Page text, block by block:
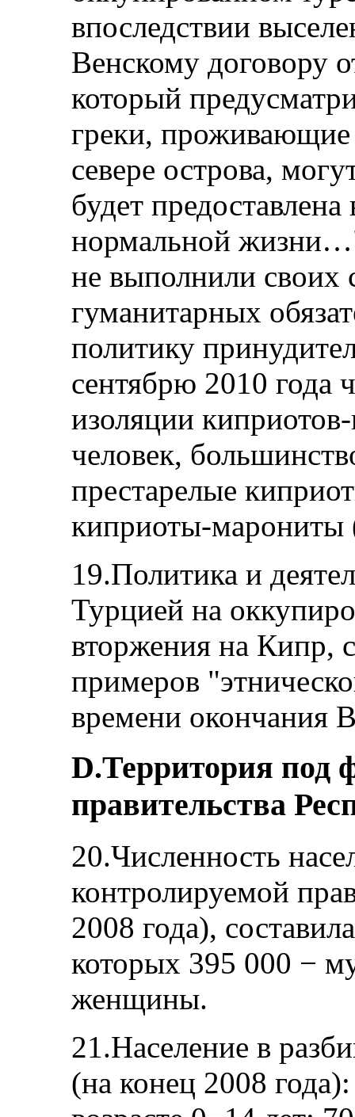
впоследствии
Венскому договору
который
греки, проживающие
севере острова,
будет
нормальной
не выполнили своих
гуманитарных
политику
сентябрю 2010 года
изоляции
человек,
престарелые
киприоты-марониты
19.Политика и
Турцией на
вторжения на Кипр,
примеров
времени окончания
D.Территория под
правительства
20.Численность
контролируемой
2008 года),
которых 395 000 −
женщины.
21.Население в
(на конец 2008